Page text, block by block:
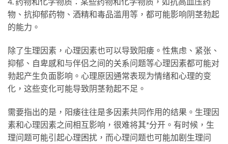
物、抗抑郁药物、酒精和毒品滥用等，都可能影响阴茎勃起
的能力。
除了生理因素，心理因素也可以导致阳痿。性焦虑、紧张、
抑郁、自卑感和与伴侣之间的关系问题等心理因素都可能对
勃起产生负面影响。心理原因通常表现为情绪和心理的变
化，这些变化可能导致阴茎勃起不足。
需要指出的是，阳痿往往是多因素共同作用的结果。生理因
素和心理因素之间相互影响，很难将其*分开。有时候，生
理问题可能引起心理困扰，而心理问题也可能加剧生理问